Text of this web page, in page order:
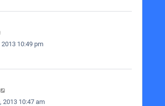
10:49 pm
2013 10:47 am